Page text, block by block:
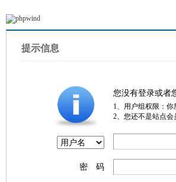
提示信息
您没有登录或者
1、用户组权限：
2、您还不是站点会
密 码